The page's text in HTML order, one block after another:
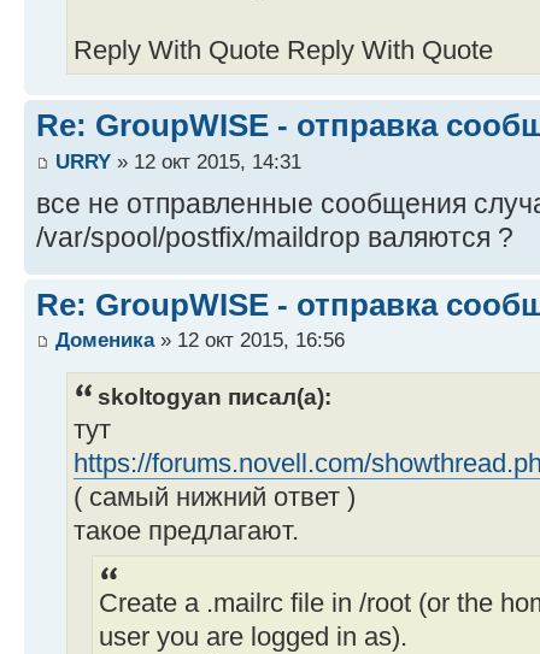
Reply With Quote Reply With Quote
Re: GroupWISE - отправка
URRY » 12 окт 2015, 14:31
все не отправленные сообщения
/var/spool/postfix/maildrop валяются ?
Re: GroupWISE - отправка
Доменика» 12 окт 2015, 16:56
skoltogyan писал(а):
тут
https://forums.novell.com/
( самый нижний ответ )
такое предлагают.
Create a .mailrc file in /root (or the
user you are logged in as).